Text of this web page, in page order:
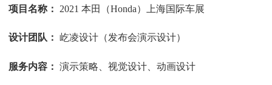
项目名称： 2021 本田（Honda）上海国际车展
设计团队： 屹凌设计（发布会演示设计）
服务内容： 演示策略、视觉设计、动画设计